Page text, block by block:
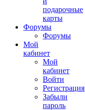
подарочные
карты
Форумы
Форумы
Мой
кабинет
Мой
кабинет
Войти
Регистрация
Забыли
пароль